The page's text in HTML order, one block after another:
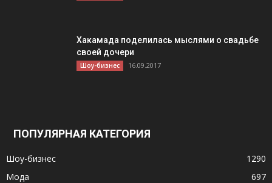
Хакамада поделилась мыслями о свадьбе
своей дочери
Шоу-бизнес 16.09.2017
ПОПУЛЯРНАЯ КАТЕГОРИЯ
Шоу-бизнес
1290
Мода
697